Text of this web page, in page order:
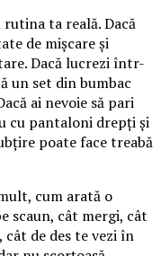
ta reală. Dacă
de mișcare și
Dacă lucrezi într-
un set din bumbac
ai nevoie să pari
cu pantaloni drepți și
poate face treabă
cum arată o
scaun, cât mergi, cât
de des te vezi în